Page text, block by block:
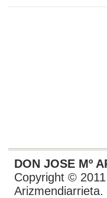
DON JOSE Mº
Copyright ©
Arizmendiarrieta.